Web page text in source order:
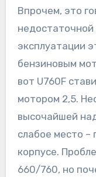
Впрочем, это
эксплуатации
бензиновым
вот U760F
мотором 2,5.
высочайшей
слабое место –
корпусе.
660/760, но